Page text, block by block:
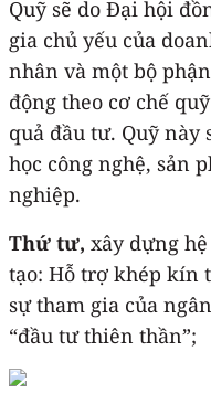
Quỹ sẽ do Đại hội
gia chủ yếu của
nhân và một bộ
động theo cơ chế
quả đầu tư. Quỹ này
học công nghệ, sản
nghiệp.
Thứ tư, xây dựng
tạo: Hỗ trợ khép kín
sự tham gia của
“đầu tư thiên thần”;